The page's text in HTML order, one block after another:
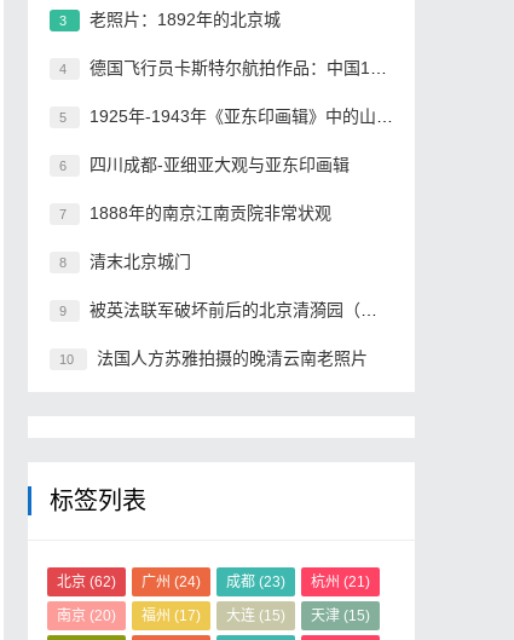
3 老照片：1892年的北京城
4 德国飞行员卡斯特尔航拍作品：中国1930年
5 1925年-1943年《亚东印画辑》中的山海关
6 四川成都-亚细亚大观与亚东印画辑
7 1888年的南京江南贡院非常状观
8 清末北京城门
9 被英法联军破坏前后的北京清漪园（一）
10 法国人方苏雅拍摄的晚清云南老照片
标签列表
北京 (62) 广州 (24) 成都 (23) 杭州 (21)
南京 (20) 福州 (17) 大连 (15) 天津 (15)